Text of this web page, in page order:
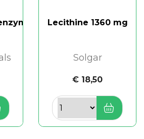
Lecithine 1360 mg
Solgar
€ 18,50